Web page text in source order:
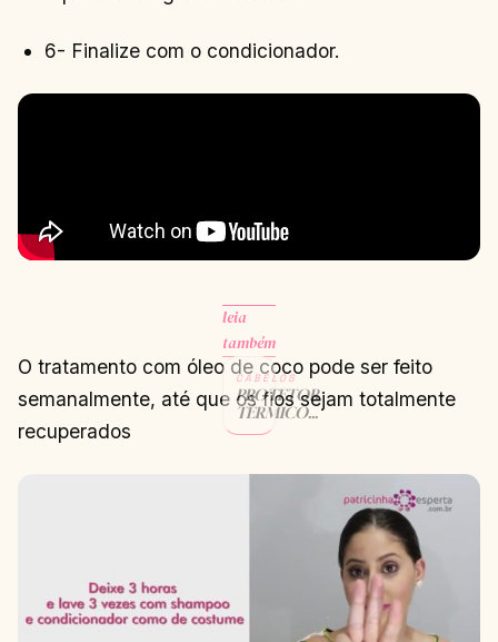
6- Finalize com o condicionador.
leia
também
CABELOS
PROTETOR
TÉRMICO
EM SPRAY E
O tratamento com óleo de coco pode ser feito
semanalmente, até que os fios sejam totalmente
recuperados